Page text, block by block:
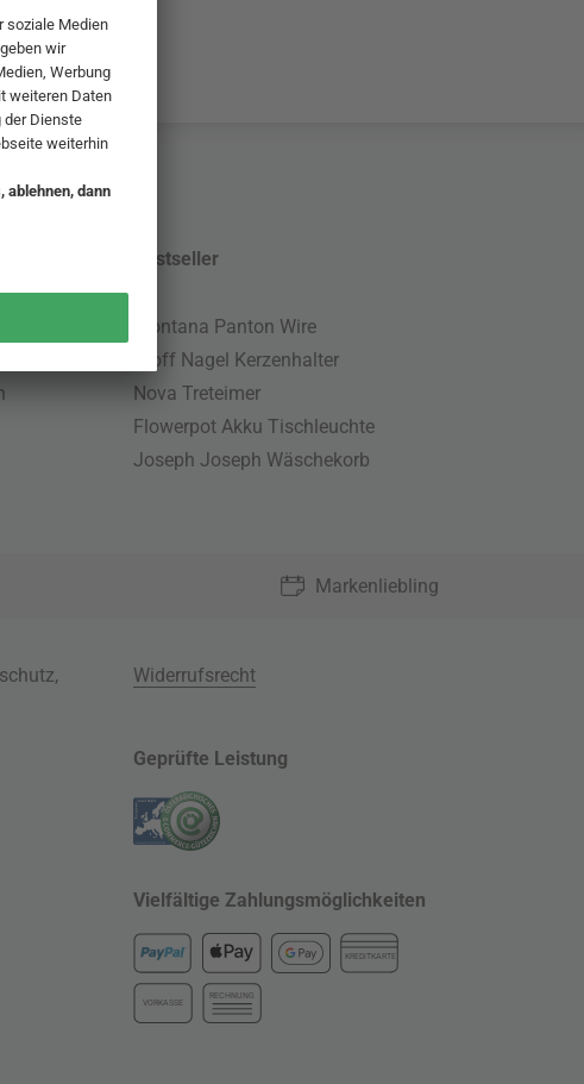
Bestseller
Montana Panton Wire
Stoff Nagel Kerzenhalter
Nova Treteimer
Flowerpot Akku Tischleuchte
Joseph Joseph Wäschekorb
Markenliebling
,
Widerrufsrecht
Geprüfte Leistung
Vielfältige Zahlungsmöglichkeiten
KREDITKARTE
VORKASSE
RECHNUNG